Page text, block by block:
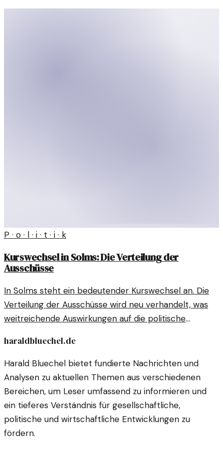
einer anhaltenden Risk-Off-Stimmung.
P · o · l · i · t · i · k
Kurswechsel in Solms: Die Verteilung der
Ausschüsse
In Solms steht ein bedeutender Kurswechsel an. Die
Verteilung der Ausschüsse wird neu verhandelt, was
weitreichende Auswirkungen auf die politische
haraldbluechel.de
Harald Bluechel bietet fundierte Nachrichten und
Analysen zu aktuellen Themen aus verschiedenen
Bereichen, um Leser umfassend zu informieren und
ein tieferes Verständnis für gesellschaftliche,
politische und wirtschaftliche Entwicklungen zu
fördern.